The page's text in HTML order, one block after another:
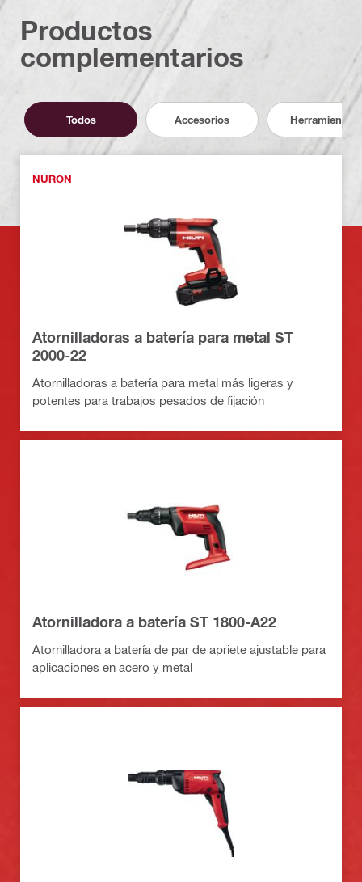
Productos
complementarios
Todos Accesorios Herramientas
NURON
Atornilladoras a batería para metal ST
2000-22
Atornilladoras a batería para metal más ligeras y
potentes para trabajos pesados de fijación
Atornilladora a batería ST 1800-A22
Atornilladora a batería de par de apriete ajustable para
aplicaciones en acero y metal